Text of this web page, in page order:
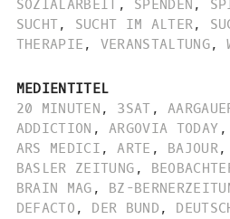
SOZIALARBEIT , SPENDEN ,
SUCHT, SUCHT IM ALTER,
THERAPIE , VERANSTALTUNG,
MEDIENTITEL
20 MINUTEN , 3SAT ,
ADDICTION , ARGOVIA TODAY ,
ARS MEDICI , ARTE , BAJOUR,
BASLER ZEITUNG ,
BRAIN MAG , BZ-
DEFACTO , DER BUND ,